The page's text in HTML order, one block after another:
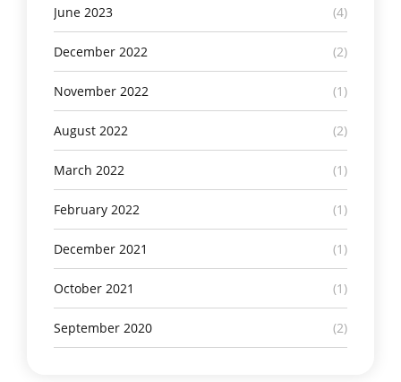
June 2023 (4)
December 2022 (2)
November 2022 (1)
August 2022 (2)
March 2022 (1)
February 2022 (1)
December 2021 (1)
October 2021 (1)
September 2020 (2)